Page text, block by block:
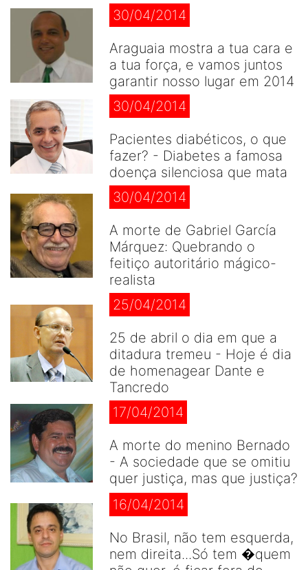
30/04/2014
Araguaia mostra a tua cara e
a tua força, e vamos juntos
garantir nosso lugar em 2014
30/04/2014
Pacientes diabéticos, o que
fazer? - Diabetes a famosa
doença silenciosa que mata
30/04/2014
A morte de Gabriel García
Márquez: Quebrando o
feitiço autoritário mágico-
realista
25/04/2014
25 de abril o dia em que a
ditadura tremeu - Hoje é dia
de homenagear Dante e
Tancredo
17/04/2014
A morte do menino Bernado
- A sociedade que se omitiu
quer justiça, mas que justiça?
16/04/2014
No Brasil, não tem esquerda,
nem direita...Só tem �quem